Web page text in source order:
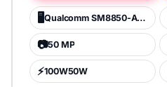
🖥️ Qualcomm SM8850-AC Snapdragon 8 Elite Gen 5 (3 nm)
📷50 MP
⚡100W50W